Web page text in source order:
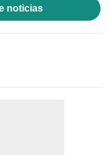
noticias